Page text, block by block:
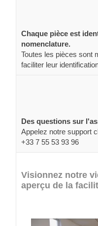
Chaque pièce est
nomenclature.
Toutes les pièces sont
faciliter leur
Des questions sur
Appelez notre support
+33 7 55 53 93 96
Visionnez notre
aperçu de la